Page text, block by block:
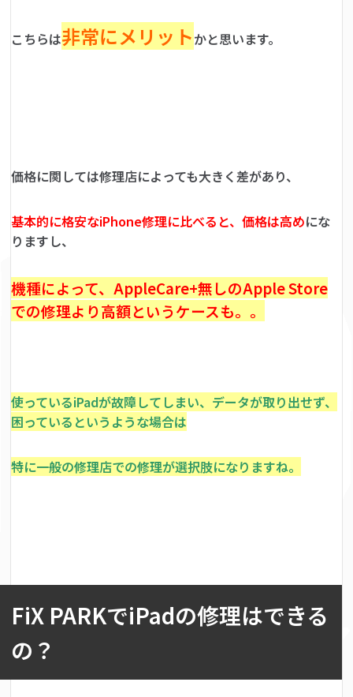
こちらは非常にメリットかと思います。
価格に関しては修理店によっても大きく差があり、
基本的に格安なiPhone修理に比べると、価格は高めにな
りますし、
機種によって、AppleCare+無しのApple Store
での修理より高額というケースも。。
使っているiPadが故障してしまい、データが取り出せず、
困っているというような場合は
特に一般の修理店での修理が選択肢になりますね。
FiX PARKでiPadの修理はできる
の？